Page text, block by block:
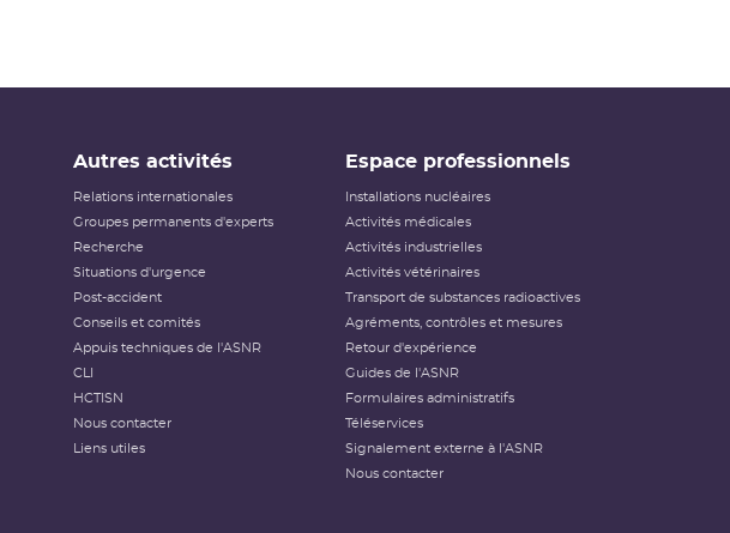
Autres activités
Relations internationales
Groupes permanents d'experts
Recherche
Situations d'urgence
Post-accident
Conseils et comités
Appuis techniques de l'ASNR
CLI
HCTISN
Nous contacter
Liens utiles
Espace professionnels
Installations nucléaires
Activités médicales
Activités industrielles
Activités vétérinaires
Transport de substances radioactives
Agréments, contrôles et mesures
Retour d'expérience
Guides de l'ASNR
Formulaires administratifs
Téléservices
Signalement externe à l'ASNR
Nous contacter